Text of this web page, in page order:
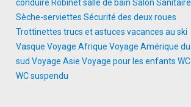
conduire Robinetsalle de bain Salon Sanitaire
Sèche-serviettes Sécurité des deux roues
Trottinettes trucs et astuces vacances au ski
Vasque Voyage Afrique Voyage Amérique du
sud Voyage Asie Voyage pour les enfants WC
WC suspendu